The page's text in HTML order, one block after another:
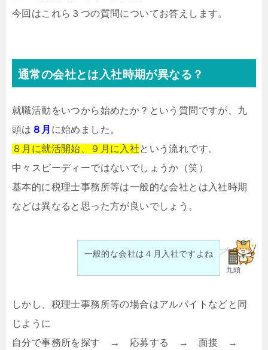
今回はこれら３つの質問についてお答えします。
通常の会社とは入社時期が異なる？
就職活動をいつから始めたか？という質問ですが、九
頭は ８月 に始めました。
８月に就活開始、９月に入社という流れです。
中々スピーディーではないでしょうか（笑）
基本的に税理士事務所等は一般的な会社とは入社時期
などは異なると思った方が良いでしょう。
九頭
一般的な会社は４月入社ですよね
しかし、税理士事務所等の場合はアルバイトなどと同
じように
自分で事務所を探す → 応募する → 面接 →